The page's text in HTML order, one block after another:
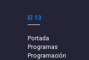
El 13
Portada
Programas
Programación